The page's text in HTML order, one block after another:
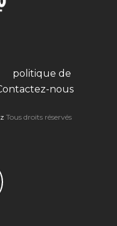
politique de
nous
Tous droits réservés